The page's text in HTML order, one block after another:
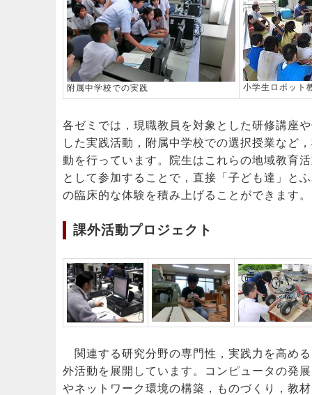
附属中学校での実践 小学生ロボット
各ゼミでは，現職教員を対象とした研修講座
した実践活動，附属中学校での選択授業など
動を行っています。院生はこれらの地域教育
として参加することで，直接「子ども達」と
の臨床的な体験を積み上げることができます。
課外活動プロジェクト
関連する研究分野の専門性，実践力を高め
外活動を展開しています。コンピュータの発
やネットワーク環境の構築，ものづくり，教